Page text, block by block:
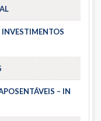
INVESTIMENTOS
– IN